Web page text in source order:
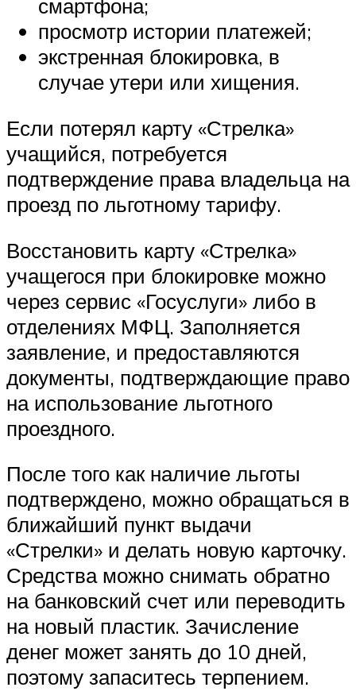
смартфона;
просмотр истории платежей;
экстренная блокировка, в
случае утери или хищения.
Если потерял карту «Стрелка»
учащийся, потребуется
подтверждение права владельца на
проезд по льготному тарифу.
Восстановить карту «Стрелка»
учащегося при блокировке можно
через сервис «Госуслуги» либо в
отделениях МФЦ. Заполняется
заявление, и предоставляются
документы, подтверждающие право
на использование льготного
проездного.
После того как наличие льготы
подтверждено, можно обращаться в
ближайший пункт выдачи
«Стрелки» и делать новую карточку.
Средства можно снимать обратно
на банковский счет или переводить
на новый пластик. Зачисление
денег может занять до 10 дней,
поэтому запаситесь терпением.